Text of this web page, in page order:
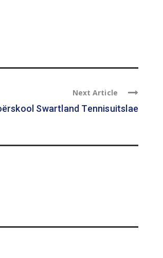
Next Article
Swartland Tennisuitslae